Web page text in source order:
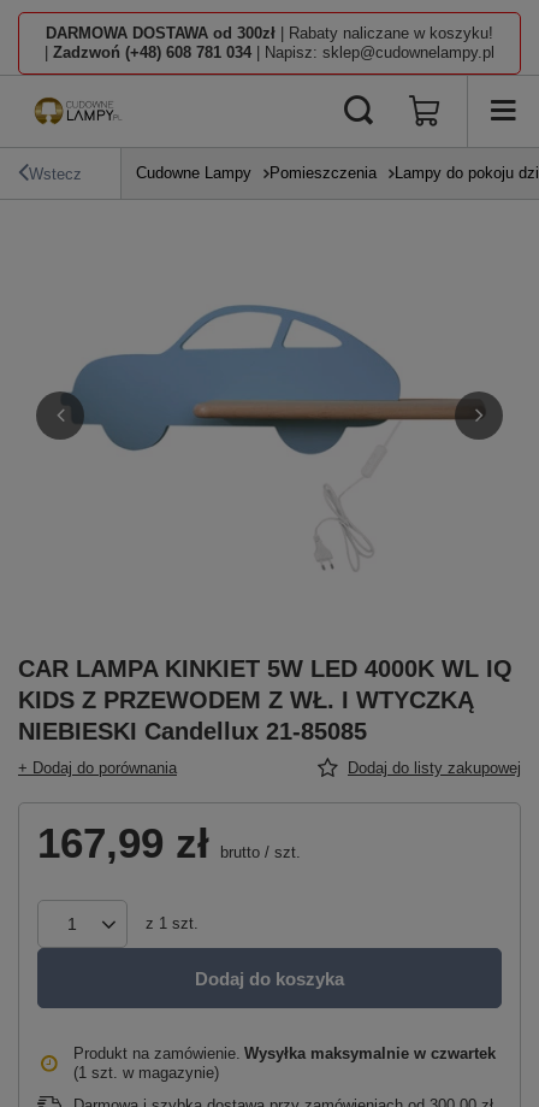
DARMOWA DOSTAWA od 300zł | Rabaty naliczane w koszyku!
Zadzwoń (+48) 608 781 034 | Napisz: sklep@cudownelampy.pl
Wstecz Cudowne Lampy Pomieszczenia Lampy do pokoju
CAR LAMPA KINKIET 5W LED 4000K WL IQ
KIDS Z PRZEWODEM Z WŁ. I WTYCZKĄ
NIEBIESKI Candellux 21-85085
+ Dodaj do porównania Dodaj do listy zakupowej
167,99 zł brutto / szt.
z 1 szt.
Dodaj do koszyka
Produkt na zamówienie Wysyłka maksymalnie w czwartek
(1 szt. w magazynie)